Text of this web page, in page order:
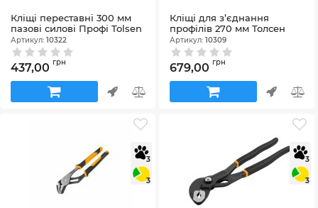
Кліщі переставні 300 мм
пазові силові Профі Tolsen
Артикул: 10322
437,00 грн
Кліщі для з’єднання
профілів 270 мм Толсен
Артикул: 10309
679,00 грн
3
3
3
3